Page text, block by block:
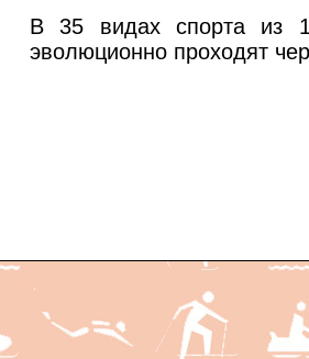
В 35 видах спорта из
эволюционно проходят